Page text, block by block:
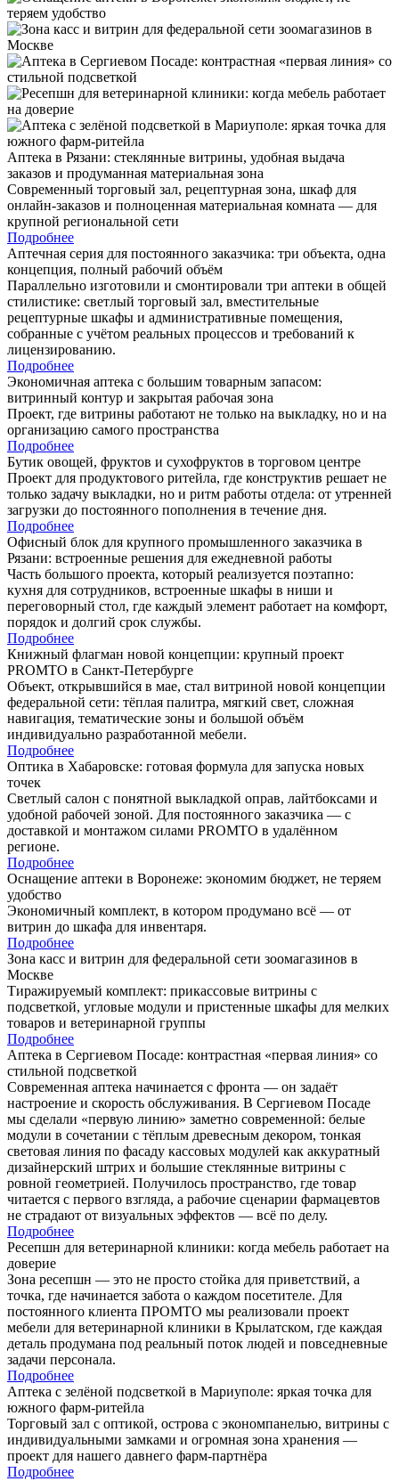
Аптека в Рязани: стеклянные витрины, удобная выдача
заказов и продуманная материальная зона
Современный торговый зал, рецептурная зона, шкаф для
онлайн-заказов и полноценная материальная комната — для
крупной региональной сети
Подробнее
Аптечная серия для постоянного заказчика: три объекта, одна
концепция, полный рабочий объём
Параллельно изготовили и смонтировали три аптеки в общей
стилистике: светлый торговый зал, вместительные
рецептурные шкафы и административные помещения,
собранные с учётом реальных процессов и требований к
лицензированию.
Подробнее
Экономичная аптека с большим товарным запасом:
витринный контур и закрытая рабочая зона
Проект, где витрины работают не только на выкладку, но и на
организацию самого пространства
Подробнее
Бутик овощей, фруктов и сухофруктов в торговом центре
Проект для продуктового ритейла, где конструктив решает не
только задачу выкладки, но и ритм работы отдела: от утренней
загрузки до постоянного пополнения в течение дня.
Подробнее
Офисный блок для крупного промышленного заказчика в
Рязани: встроенные решения для ежедневной работы
Часть большого проекта, который реализуется поэтапно:
кухня для сотрудников, встроенные шкафы в ниши и
переговорный стол, где каждый элемент работает на комфорт,
порядок и долгий срок службы.
Подробнее
Книжный флагман новой концепции: крупный проект
PROMTO в Санкт-Петербурге
Объект, открывшийся в мае, стал витриной новой концепции
федеральной сети: тёплая палитра, мягкий свет, сложная
навигация, тематические зоны и большой объём
индивидуально разработанной мебели.
Подробнее
Оптика в Хабаровске: готовая формула для запуска новых
точек
Светлый салон с понятной выкладкой оправ, лайтбоксами и
удобной рабочей зоной. Для постоянного заказчика — с
доставкой и монтажом силами PROMTO в удалённом
регионе.
Подробнее
Оснащение аптеки в Воронеже: экономим бюджет, не теряем
удобство
Экономичный комплект, в котором продумано всё — от
витрин до шкафа для инвентаря.
Подробнее
Зона касс и витрин для федеральной сети зоомагазинов в
Москве
Тиражируемый комплект: прикассовые витрины с
подсветкой, угловые модули и пристенные шкафы для мелких
товаров и ветеринарной группы
Подробнее
Аптека в Сергиевом Посаде: контрастная «первая линия» со
стильной подсветкой
Современная аптека начинается с фронта — он задаёт
настроение и скорость обслуживания. В Сергиевом Посаде
мы сделали «первую линию» заметно современной: белые
модули в сочетании с тёплым древесным декором, тонкая
световая линия по фасаду кассовых модулей как аккуратный
дизайнерский штрих и большие стеклянные витрины с
ровной геометрией. Получилось пространство, где товар
читается с первого взгляда, а рабочие сценарии фармацевтов
не страдают от визуальных эффектов — всё по делу.
Подробнее
Ресепшн для ветеринарной клиники: когда мебель работает на
доверие
Зона ресепшн — это не просто стойка для приветствий, а
точка, где начинается забота о каждом посетителе. Для
постоянного клиента ПРОМТО мы реализовали проект
мебели для ветеринарной клиники в Крылатском, где каждая
деталь продумана под реальный поток людей и повседневные
задачи персонала.
Подробнее
Аптека с зелёной подсветкой в Мариуполе: яркая точка для
южного фарм-ритейла
Торговый зал с оптикой, острова с экономпанелью, витрины с
индивидуальными замками и огромная зона хранения —
проект для нашего давнего фарм-партнёра
Подробнее